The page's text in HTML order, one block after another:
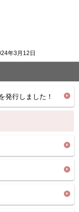
年3月12日
発行しました！